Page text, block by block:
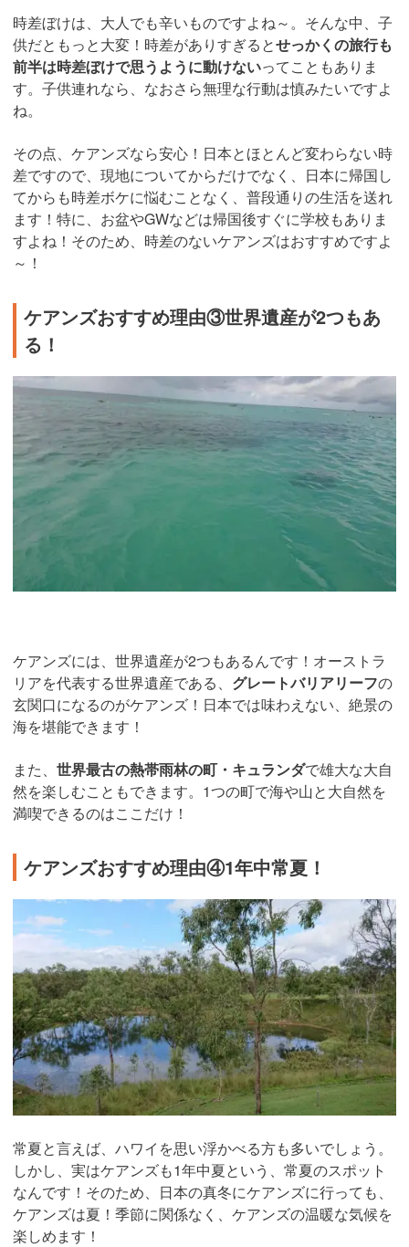
時差ぼけは、大人でも辛いものですよね～。そんな中、子
供だともっと大変！時差がありすぎるとせっかくの旅行も
前半は時差ぼけで思うように動けないってこともありま
す。子供連れなら、なおさら無理な行動は慎みたいですよ
ね。
その点、ケアンズなら安心！日本とほとんど変わらない時
差ですので、現地についてからだけでなく、日本に帰国し
てからも時差ボケに悩むことなく、普段通りの生活を送れ
ます！特に、お盆やGWなどは帰国後すぐに学校もありま
すよね！そのため、時差のないケアンズはおすすめですよ
～！
ケアンズおすすめ理由③世界遺産が2つもあ
る！
ケアンズには、世界遺産が2つもあるんです！オーストラ
リアを代表する世界遺産である、 グレートバリアリーフの
玄関口になるのがケアンズ！日本では味わえない、絶景の
海を堪能できます！
また、 世界最古の熱帯雨林の町・キュランダで雄大な大自
然を楽しむこともできます。1つの町で海や山と大自然を
満喫できるのはここだけ！
ケアンズおすすめ理由④1年中常夏！
常夏と言えば、ハワイを思い浮かべる方も多いでしょう。
しかし、実はケアンズも1年中夏という、常夏のスポット
なんです！そのため、日本の真冬にケアンズに行っても、
ケアンズは夏！季節に関係なく、ケアンズの温暖な気候を
楽しめます！